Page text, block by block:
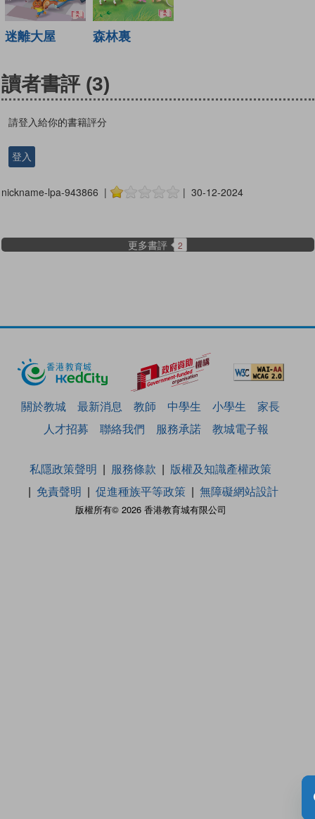
迷離大屋 森林裏
讀者書評 (3)
請登入給你的書籍評分
登入
nickname-lpa-943866 | | 30-12-2024
更多書評 2
關於教城 最新消息 教師 中學生 小學生
家長
人才招募
聯絡我們 服務承諾 教城電子報
版權所有© 2026 香港教育城有限公司
私隱政策聲明 服務條款
版權及知識產權政策
免責聲明
促進種族平等政策 無障礙網站設計